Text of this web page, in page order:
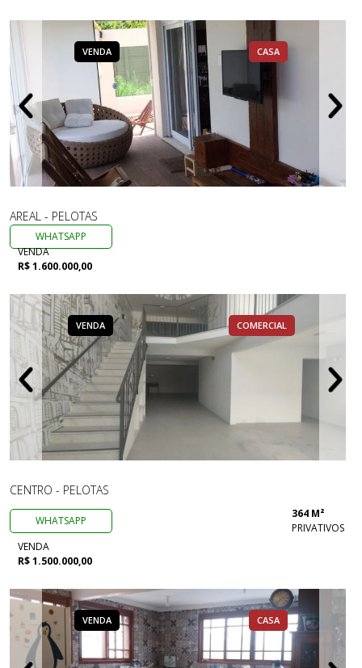
VENDA CASA
AREAL - PELOTAS
WHATSAPP
VENDA
R$ 1.600.000,00
VENDA COMERCIAL
CENTRO - PELOTAS
WHATSAPP
364 M²
PRIVATIVOS
VENDA
R$ 1.500.000,00
VENDA CASA